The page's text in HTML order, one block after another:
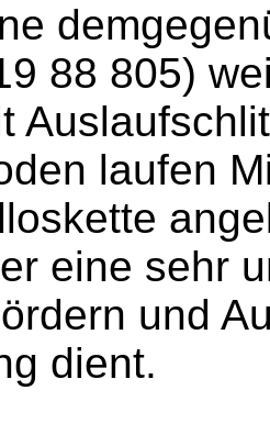
88 805)
laufen
eine sehr
und
dient.